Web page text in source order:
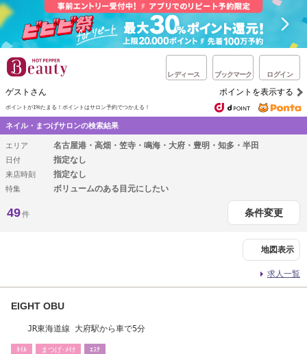
レディース ブックマーク ログイン
ゲストさん ポイントを表示する
ポイントが1%たまる！ ポイントはサロン予約でつかえる！
ネイル・まつげサロンの検索結果
エリア 名古屋港・高畑・笠寺・鳴海・大府・豊明・知多・半田
日付 指定なし
来店時刻 指定なし
特集 ボリュームのある目元にしたい
49件 条件変更
地図表示
求人一覧
EIGHT OBU
JR東海道線 大府駅から車で5分
ﾈｲﾙ まつげ･ﾒｲｸ ｴｽﾃ